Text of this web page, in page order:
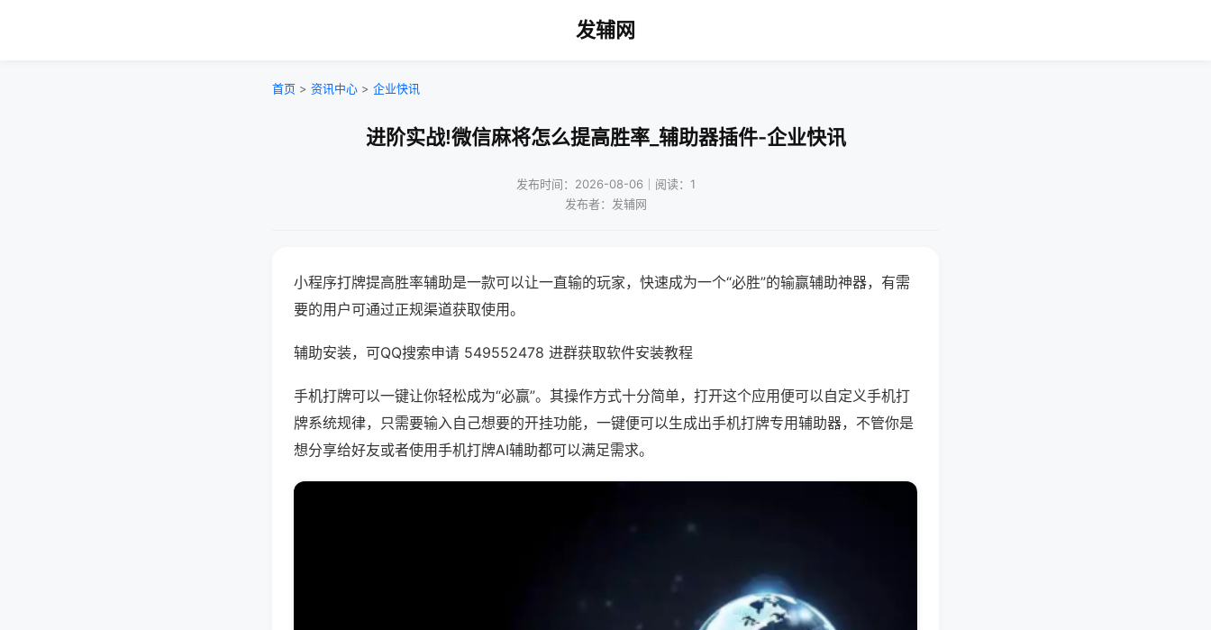
发辅网
首页 > 资讯中心 > 企业快讯
进阶实战!微信麻将怎么提高胜率_辅助器插件-企业快讯
发布时间：2026-08-06｜阅读：1
发布者：发辅网
小程序打牌提高胜率辅助是一款可以让一直输的玩家，快速成为一个“必胜”的输赢辅助神器，有需
要的用户可通过正规渠道获取使用。
辅助安装，可QQ搜索申请 549552478 进群获取软件安装教程
手机打牌可以一键让你轻松成为“必赢”。其操作方式十分简单，打开这个应用便可以自定义手机打
牌系统规律，只需要输入自己想要的开挂功能，一键便可以生成出手机打牌专用辅助器，不管你是
想分享给好友或者使用手机打牌AI辅助都可以满足需求。